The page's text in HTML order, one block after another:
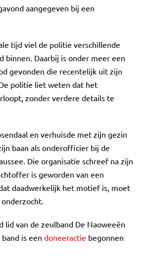
aangegeven bij een
tijd viel de politie verschillende
binnen. Daarbij is onder meer een
gevonden die recentelijk uit zijn
politie liet weten dat het
zonder verdere details te
en verhuisde met zijn gezin
baan als onderofficier bij de
Die organisatie schreef na zijn
is geworden van een
daadwerkelijk het motief is, moet
lid van de zeulband De Naoweeën
is een doneeractie begonnen